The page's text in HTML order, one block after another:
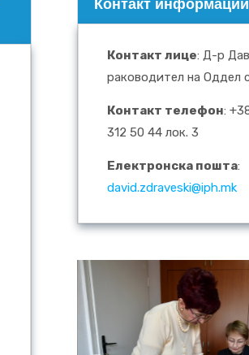
Контакт
Контакт лице: Д-р
раководител на Оддел
Контакт телефон:
312 50 44 лок. 3
Електронска пошта:
david.zdraveski@iph.mk